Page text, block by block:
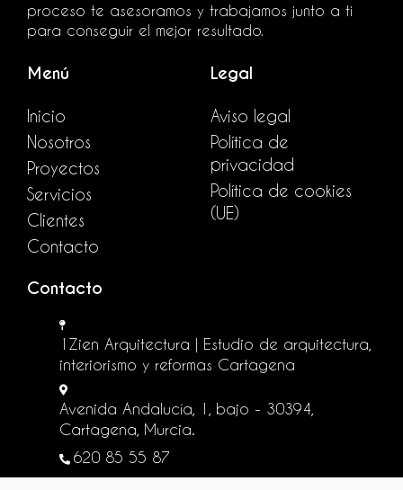
proceso te asesoramos y trabajamos junto a ti
para conseguir el mejor resultado.
Menú
Inicio
Nosotros
Proyectos
Servicios
Clientes
Contacto
Legal
Aviso legal
Política de
privacidad
Política de cookies
(UE)
Contacto
1Zien Arquitectura | Estudio de arquitectura,
interiorismo y reformas Cartagena
Avenida Andalucía, 1, bajo - 30394,
Cartagena, Murcia.
620 85 55 87